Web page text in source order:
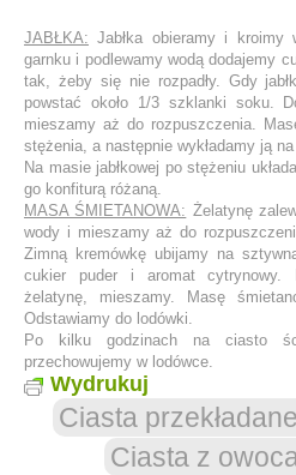
JABŁKA: Jabłka obieramy i
garnku i podlewamy wodą dodajemy
tak, żeby się nie rozpadły. Gdy
powstać około 1/3 szklanki soku.
mieszamy aż do rozpuszczenia.
stężenia, a następnie wykładamy ją
Na masie jabłkowej po stężeniu
go konfiturą różaną.
MASA ŚMIETANOWA: Żelatynę
wody i mieszamy aż do
Zimną kremówkę ubijamy na
cukier puder i aromat cytrynowy.
żelatynę, mieszamy. Masę
Odstawiamy do lodówki.
Po kilku godzinach na ciasto
przechowujemy w lodówce.
Wydrukuj
Ciasta
Ciasta z